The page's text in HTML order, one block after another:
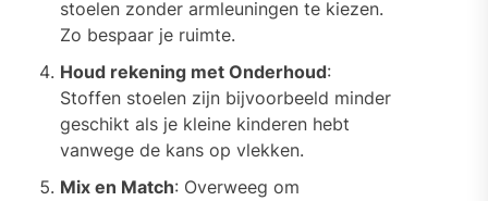
stoelen zonder armleuningen te kiezen.
Zo bespaar je ruimte.
Houd rekening met Onderhoud:
Stoffen stoelen zijn bijvoorbeeld minder
geschikt als je kleine kinderen hebt
vanwege de kans op vlekken.
Mix en Match: Overweeg om